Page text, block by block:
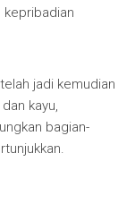
kepribadian
jadi kemudian
kayu,
bagian-